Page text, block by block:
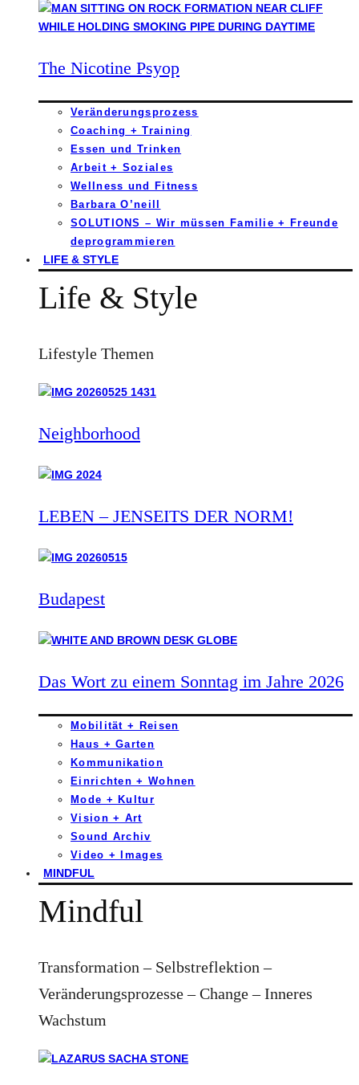
The Nicotine Psyop
Veränderungsprozess
Coaching + Training
Essen und Trinken
Arbeit + Soziales
Wellness und Fitness
Barbara O’neill
SOLUTIONS – Wir müssen Familie + Freunde
deprogrammieren
LIFE & STYLE
Life & Style
Lifestyle Themen
Neighborhood
LEBEN – JENSEITS DER NORM!
Budapest
Das Wort zu einem Sonntag im Jahre 2026
Mobilität + Reisen
Haus + Garten
Kommunikation
Einrichten + Wohnen
Mode + Kultur
Vision + Art
Sound Archiv
Video + Images
MINDFUL
Mindful
Transformation – Selbstreflektion –
Veränderungsprozesse – Change – Inneres
Wachstum